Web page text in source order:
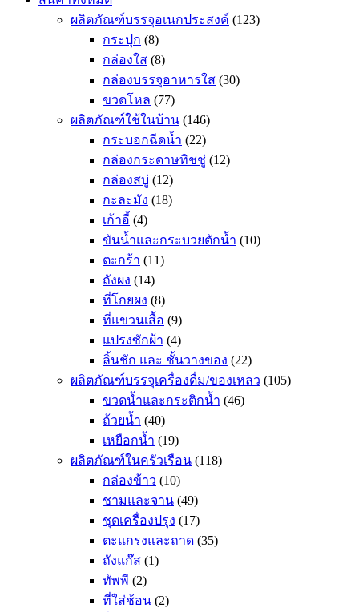
ผลิตภัณฑ์บรรจุอเนกประสงค์ (123)
กระปุก (8)
กล่องใส (8)
กล่องบรรจุอาหารใส (30)
ขวดโหล (77)
ผลิตภัณฑ์ใช้ในบ้าน (146)
กระบอกฉีดน้ำ (22)
กล่องกระดาษทิชชู่ (12)
กล่องสบู่ (12)
กะละมัง (18)
เก้าอี้ (4)
ขันน้ำและกระบวยตักน้ำ (10)
ตะกร้า (11)
ถังผง (14)
ที่โกยผง (8)
ที่แขวนเสื้อ (9)
แปรงซักผ้า (4)
ลิ้นชัก และ ชั้นวางของ (22)
ผลิตภัณฑ์บรรจุเครื่องดื่ม/ของเหลว (105)
ขวดน้ำและกระติกน้ำ (46)
ถ้วยน้ำ (40)
เหยือกน้ำ (19)
ผลิตภัณฑ์ในครัวเรือน (118)
กล่องข้าว (10)
ชามและจาน (49)
ชุดเครื่องปรุง (17)
ตะแกรงและถาด (35)
ถังแก๊ส (1)
ทัพพี (2)
ที่ใส่ช้อน (2)